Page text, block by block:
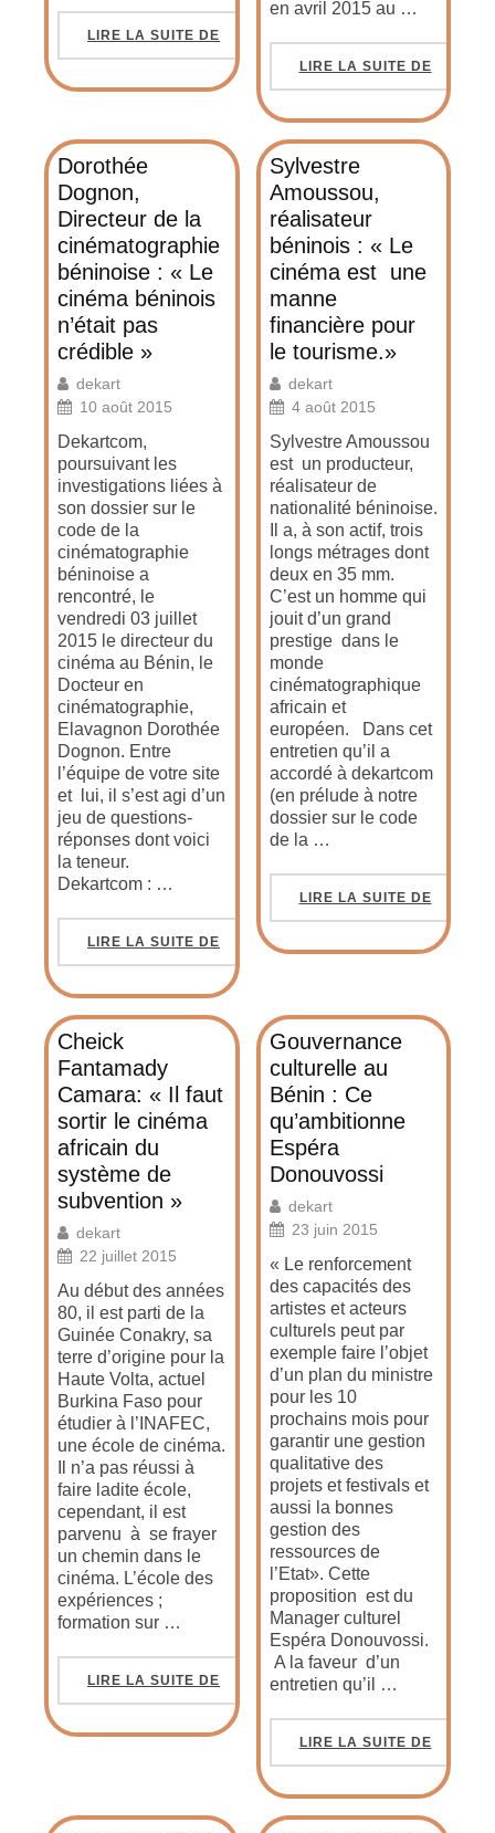
LIRE LA SUITE DE
en avril 2015 au …
LIRE LA SUITE DE
Dorothée
Dognon,
Directeur de la
cinématographie
béninoise : « Le
cinéma béninois
n’était pas
crédible »
dekart
10 août 2015
Dekartcom,
poursuivant les
investigations liées à
son dossier sur le
code de la
cinématographie
béninoise a
rencontré, le
vendredi 03 juillet
2015 le directeur du
cinéma au Bénin, le
Docteur en
cinématographie,
Elavagnon Dorothée
Dognon. Entre
l’équipe de votre site
et lui, il s’est agi d’un
jeu de questions-
réponses dont voici
la teneur.
Dekartcom : …
LIRE LA SUITE DE
Sylvestre
Amoussou,
réalisateur
béninois : « Le
cinéma est une
manne
financière pour
le tourisme.»
dekart
4 août 2015
Sylvestre Amoussou
est un producteur,
réalisateur de
nationalité béninoise.
Il a, à son actif, trois
longs métrages dont
deux en 35 mm.
C’est un homme qui
jouit d’un grand
prestige dans le
monde
cinématographique
africain et
européen. Dans cet
entretien qu’il a
accordé à dekartcom
(en prélude à notre
dossier sur le code
de la …
LIRE LA SUITE DE
Cheick
Fantamady
Camara: « Il faut
sortir le cinéma
africain du
système de
subvention »
dekart
22 juillet 2015
Au début des années
80, il est parti de la
Guinée Conakry, sa
terre d’origine pour la
Haute Volta, actuel
Burkina Faso pour
étudier à l’INAFEC,
une école de cinéma.
Il n’a pas réussi à
faire ladite école,
cependant, il est
parvenu à se frayer
un chemin dans le
cinéma. L’école des
expériences ;
formation sur …
LIRE LA SUITE DE
Gouvernance
culturelle au
Bénin : Ce
qu’ambitionne
Espéra
Donouvossi
dekart
23 juin 2015
« Le renforcement
des capacités des
artistes et acteurs
culturels peut par
exemple faire l’objet
d’un plan du ministre
pour les 10
prochains mois pour
garantir une gestion
qualitative des
projets et festivals et
aussi la bonnes
gestion des
ressources de
l’Etat». Cette
proposition est du
Manager culturel
Espéra Donouvossi.
A la faveur d’un
entretien qu’il …
LIRE LA SUITE DE